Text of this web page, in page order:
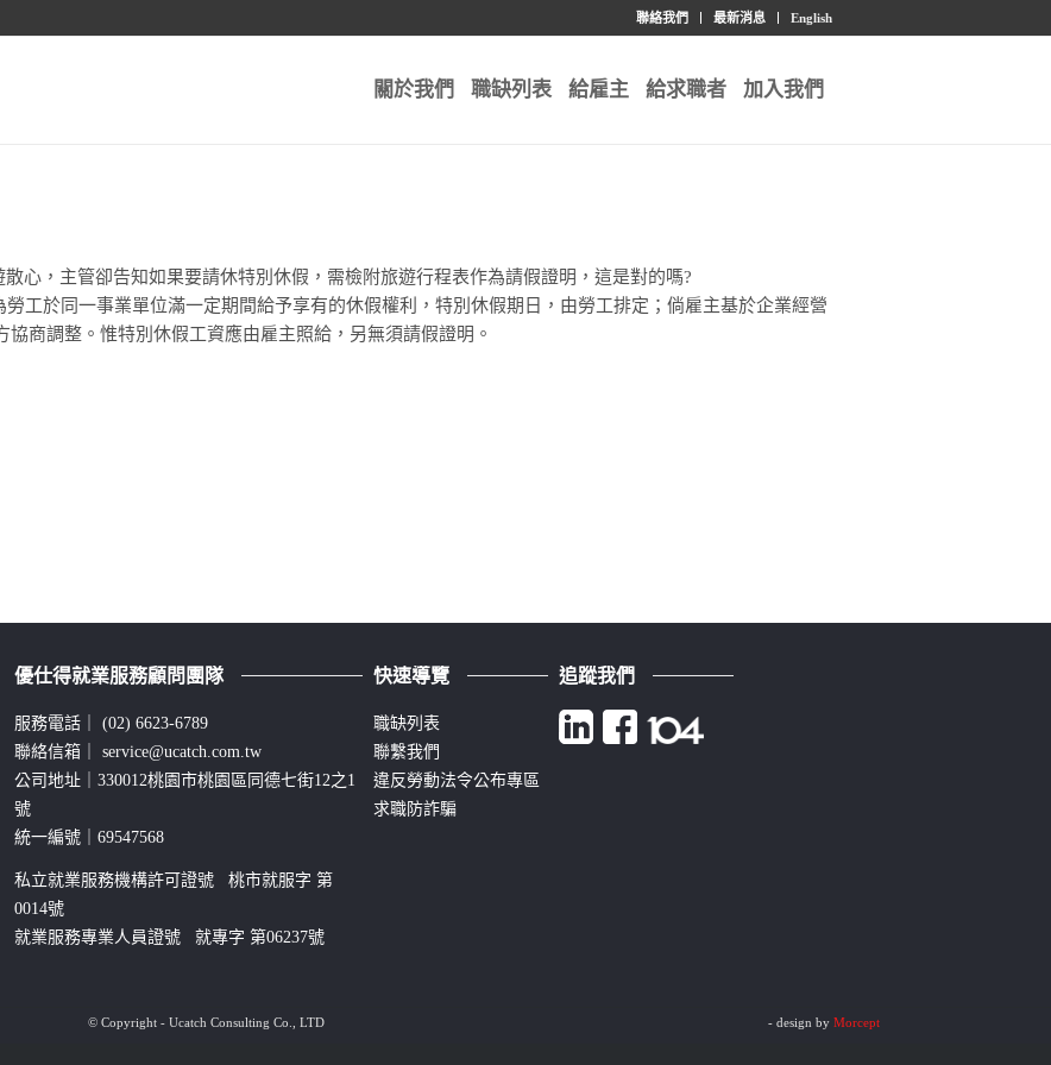
聯絡我們 最新消息 English
關於我們 職缺列表 給雇主 給求職者 加入我們
心，主管卻告知如果要請休特別休假，需檢附旅遊行程表作為請假證明，這是對的嗎?
工於同一事業單位滿一定期間給予享有的休假權利，特別休假期日，由勞工排定；倘雇主基於企業經營
協商調整。惟特別休假工資應由雇主照給，另無須請假證明。
優仕得就業服務顧問團隊
服務電話｜(02) 6623-6789
聯絡信箱｜service@ucatch.com.tw
公司地址｜330012桃園市桃園區同德七街12之1
號
統一編號｜69547568
私立就業服務機構許可證號 桃市就服字 第
0014號
就業服務專業人員證號 就專字 第06237號
快速導覽
職缺列表
聯繫我們
違反勞動法令公布專區
求職防詐騙
追蹤我們
© Copyright - Ucatch Consulting Co., LTD - design by Morcept